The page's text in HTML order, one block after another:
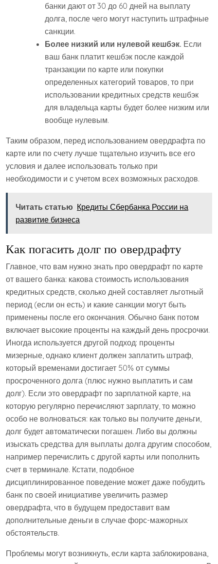
банки дают от 30 до 60 дней на выплату
долга, после чего могут наступить штрафные
санкции.
Более низкий или нулевой кешбэк. Если
ваш банк платит кешбэк после каждой
транзакции по карте или покупки
определенных категорий товаров, то при
использовании кредитных средств кешбэк
для владельца карты будет более низким или
вообще нулевым.
Таким образом, перед использованием овердрафта по
карте или по счету лучше тщательно изучить все его
условия и далее использовать только при
необходимости и с учетом всех возможных расходов.
Читать статью Кредиты Сбербанка России на
развитие бизнеса
Как погасить долг по овердрафту
Главное, что вам нужно знать про овердрафт по карте
от вашего банка: какова стоимость использования
кредитных средств, сколько дней составляет льготный
период (если он есть) и какие санкции могут быть
применены после его окончания. Обычно банк потом
включает высокие проценты на каждый день просрочки.
Иногда используется другой подход: проценты
мизерные, однако клиент должен заплатить штраф,
который временами достигает 50% от суммы
просроченного долга (плюс нужно выплатить и сам
долг). Если это овердрафт по зарплатной карте, на
которую регулярно перечисляют зарплату, то можно
особо не волноваться: как только вы получите деньги,
долг будет автоматически погашен. Либо вы должны
изыскать средства для выплаты долга другим способом,
например перечислить с другой карты или пополнить
счет в терминале. Кстати, подобное
дисциплинированное поведение может даже побудить
банк по своей инициативе увеличить размер
овердрафта, что в будущем предоставит вам
дополнительные деньги в случае форс-мажорных
обстоятельств.
Проблемы могут возникнуть, если карта заблокирована,